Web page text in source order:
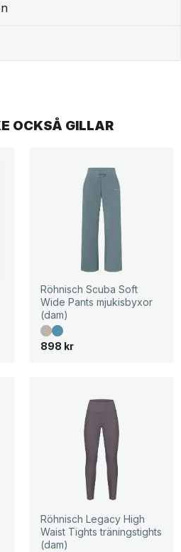
OCKSÅ GILLAR
Röhnisch Scuba Soft
Wide Pants mjukisbyxor
(dam)
898 kr
Röhnisch Legacy High
Waist Tights träningstights
(dam)